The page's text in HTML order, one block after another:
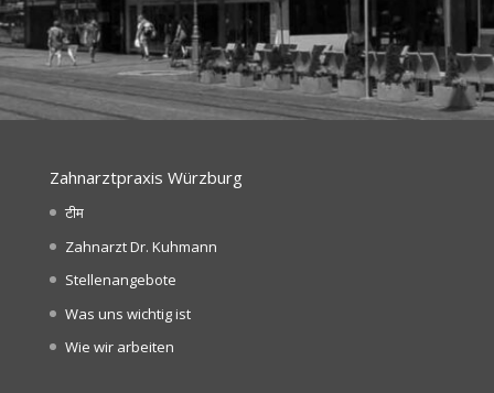
Zahnarztpraxis Würzburg
टीम
Zahnarzt Dr. Kuhmann
Stellenangebote
Was uns wichtig ist
Wie wir arbeiten